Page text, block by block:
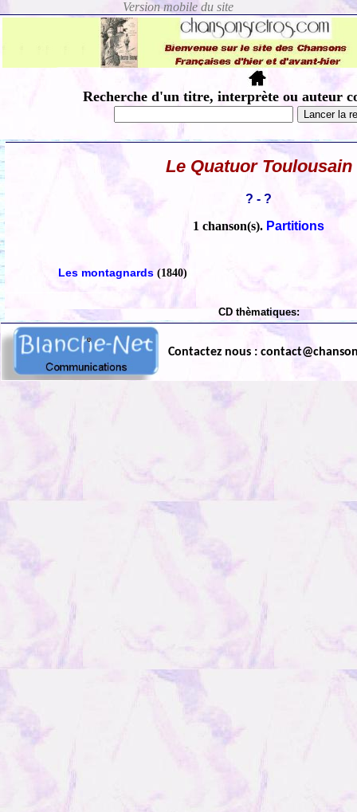
Recherche d'un titre, interprète ou auteur
Le Quatuor Toulousain
? - ?
1 chanson(s). Partitions
Les montagnards (1840)
CD thèmatiques:
Contactez nous :